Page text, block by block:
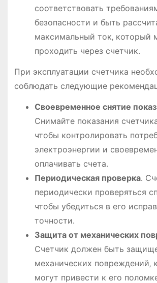
соответствовать
безопасности и быть
максимальный ток‚ который
проходить через счетчик․
При эксплуатации счетчика
соблюдать следующие
Своевременное снятие
Снимайте показания
чтобы контролировать
электроэнергии и
оплачивать счета․
Периодическая проверка․
периодически проверяться
чтобы убедиться в его
точности․
Защита от механических
Счетчик должен быть
механических повреждений‚
могут привести к его